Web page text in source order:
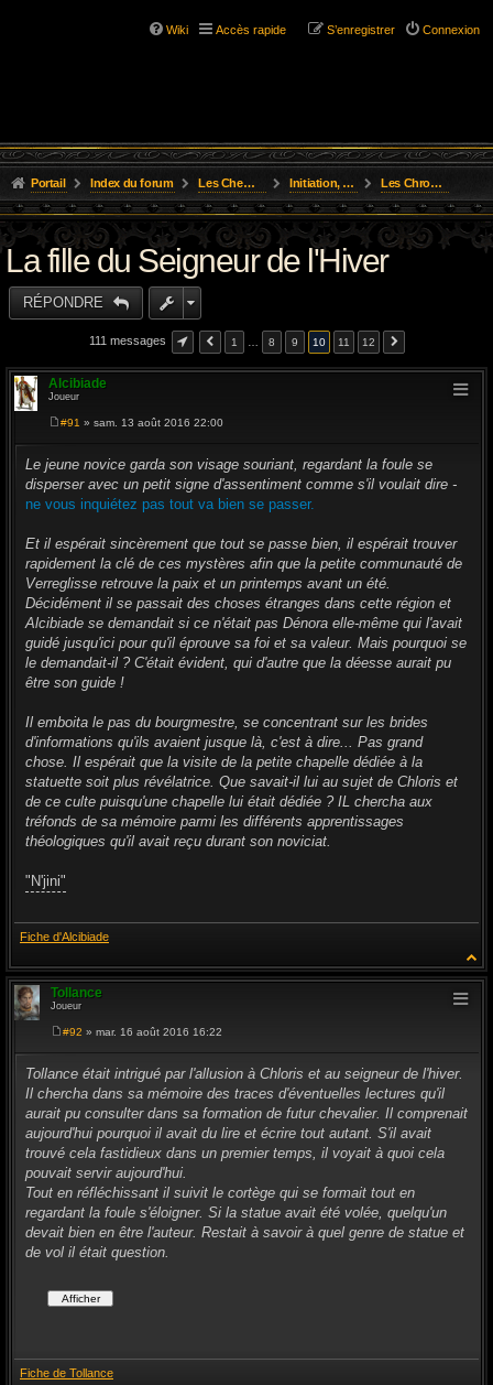
Wiki Accès rapide Connexion
S’enregistrer
Portail Index du forum Les Chemins de L'Aventure Initiation, Scénarios Courts Les Chroniques des Aventures
La fille du Seigneur de l'Hiver
RÉPONDRE
111 messages 1 8 9 10 11 12
Alcibiade
Joueur
s
a
e
#91 » sam. 13 août 2016 22:00
Le jeune novice garda son visage souriant, regardant la foule se
disperser avec un petit signe d'assentiment comme s'il voulait dire -
ne vous inquiétez pas tout va bien se passer.
Et il espérait sincèrement que tout se passe bien, il espérait trouver
rapidement la clé de ces mystères afin que la petite communauté de
Verreglisse retrouve la paix et un printemps avant un été.
Décidément il se passait des choses étranges dans cette région et
Alcibiade se demandait si ce n'était pas Dénora elle-même qui l'avait
guidé jusqu'ici pour qu'il éprouve sa foi et sa valeur. Mais pourquoi se
le demandait-il ? C'était évident, qui d'autre que la déesse aurait pu
être son guide !
Il emboita le pas du bourgmestre, se concentrant sur les brides
d'informations qu'ils avaient jusque là, c'est à dire... Pas grand
chose. Il espérait que la visite de la petite chapelle dédiée à la
statuette soit plus révélatrice. Que savait-il lui au sujet de Chloris et
de ce culte puisqu'une chapelle lui était dédiée ? IL chercha aux
tréfonds de sa mémoire parmi les différents apprentissages
théologiques qu'il avait reçu durant son noviciat.
"N'jini"
Fiche d'Alcibiade
Tollance
Joueur
s
a
e
#92 » mar. 16 août 2016 16:22
Tollance était intrigué par l'allusion à Chloris et au seigneur de l'hiver.
Il chercha dans sa mémoire des traces d'éventuelles lectures qu'il
aurait pu consulter dans sa formation de futur chevalier. Il comprenait
aujourd'hui pourquoi il avait du lire et écrire tout autant. S'il avait
trouvé cela fastidieux dans un premier temps, il voyait à quoi cela
pouvait servir aujourd'hui.
Tout en réfléchissant il suivit le cortège qui se formait tout en
regardant la foule s'éloigner. Si la statue avait été volée, quelqu'un
devait bien en être l'auteur. Restait à savoir à quel genre de statue et
de vol il était question.
Fiche de Tollance